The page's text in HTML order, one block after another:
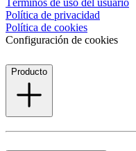
Política de privacidad
Política de cookies
Configuración de cookies
Producto